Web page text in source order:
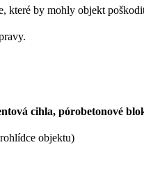
které by mohly objekt
cihla, pórobetonové
objektu)